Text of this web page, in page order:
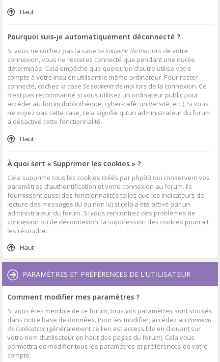
Haut
Pourquoi suis-je automatiquement déconnecté ?
Si vous ne cochez pas la case Se souvenir de moilors de votre
connexion, vous ne resterez connecté que pendant une durée
déterminée. Cela empêche que quelqu’un d’autre utilise votre
compte à votre insu en utilisant le même ordinateur. Pour rester
connecté, cochez la case Se souvenir de moilors de la connexion. Ce
n’est pas recommandé si vous utilisez un ordinateur public pour
accéder au forum (bibliothèque, cyber-café, université, etc.). Si vous
ne voyez pas cette case, cela signifie qu’un administrateur du forum
a désactivé cette fonctionnalité.
Haut
À quoi sert « Supprimer les cookies » ?
Cela supprime tous les cookies créés par phpBB qui conservent vos
paramètres d’authentification et votre connexion au forum. Ils
fournissent aussi des fonctionnalités telles que les indicateurs de
lecture des messages (lu ou non lu) si cela a été activé par un
administrateur du forum. Si vous rencontrez des problèmes de
connexion ou de déconnexion, la suppression des cookies pourrait
les résoudre.
Haut
PARAMÈTRES ET PRÉFÉRENCES DE L’UTILISATEUR
Comment modifier mes paramètres ?
Si vous êtes membre de ce forum, tous vos paramètres sont stockés
dans notre base de données. Pour les modifier, accédez au Panneau
de l’utilisateur(généralement ce lien est accessible en cliquant sur
votre nom d’utilisateur en haut des pages du forum). Cela vous
permettra de modifier tous les paramètres et préférences de votre
compte.